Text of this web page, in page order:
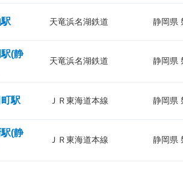
天竜浜名湖鉄道 静岡県
(静
天竜浜名湖鉄道 静岡県
駅 ＪＲ東海道本線 静岡県
(静
ＪＲ東海道本線 静岡県